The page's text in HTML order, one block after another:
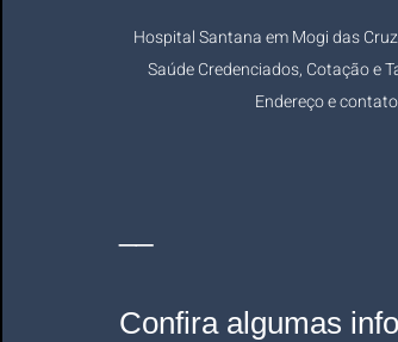
Hospital Santana em Mogi das
Saúde Credenciados, Cotação e
Endereço e
Confira algumas